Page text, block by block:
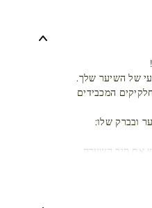
של השיער שלך.
המכבידים
ובברק שלו:
את סיב השערה